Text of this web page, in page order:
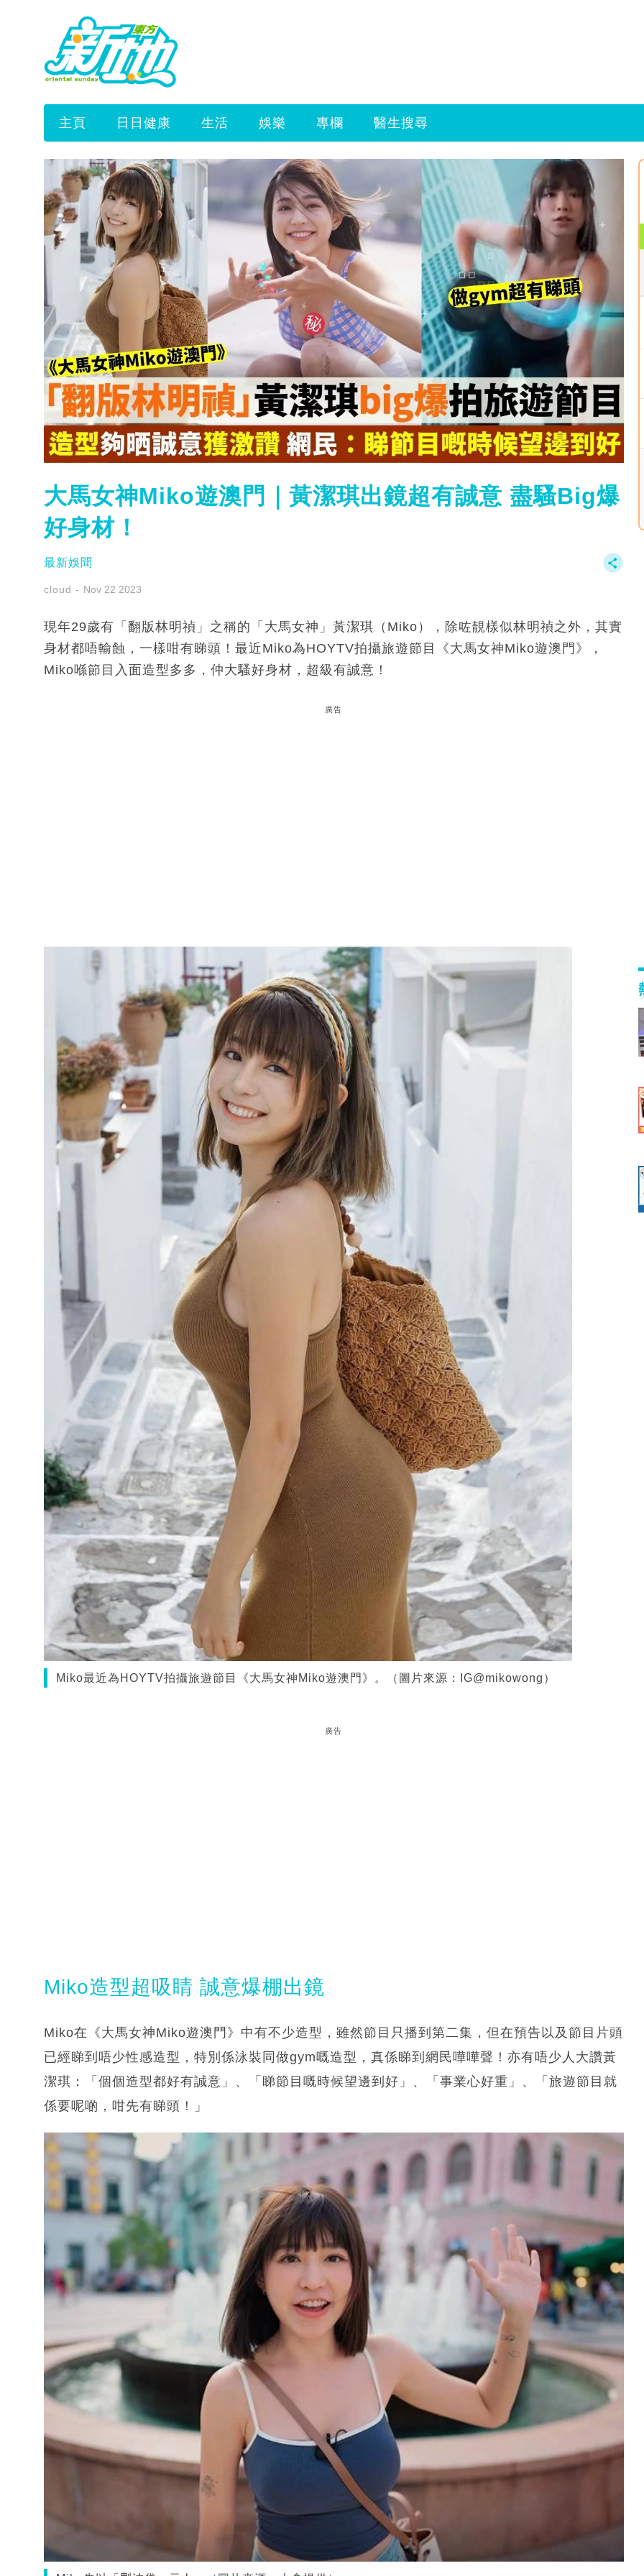
主頁 日日健康 生活 娛樂 專欄 醫生搜尋
大馬女神Miko遊澳門｜黃潔琪出鏡超有誠意 盡騷Big爆
好身材！
最新娛聞
cloud Nov 22 2023
現年29歲有「翻版林明禎」之稱的「大馬女神」黃潔琪（Miko），除咗靚樣似林明禎之外，其實
身材都唔輸蝕，一樣咁有睇頭！最近Miko為HOYTV拍攝旅遊節目《大馬女神Miko遊澳門》，
Miko喺節目入面造型多多，仲大騷好身材，超級有誠意！
廣告
Miko最近為HOYTV拍攝旅遊節目《大馬女神Miko遊澳門》。（圖片來源：IG@mikowong）
廣告
Miko造型超吸睛 誠意爆棚出鏡
Miko在《大馬女神Miko遊澳門》中有不少造型，雖然節目只播到第二集，但在預告以及節目片頭
已經睇到唔少性感造型，特別係泳裝同做gym嘅造型，真係睇到網民嘩嘩聲！亦有唔少人大讚黃
潔琪：「個個造型都好有誠意」、「睇節目嘅時候望邊到好」、「事業心好重」、「旅遊節目就
係要呢啲，咁先有睇頭！」